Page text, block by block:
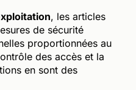
, les articles
de sécurité
proportionnées au
des accès et la
en sont des